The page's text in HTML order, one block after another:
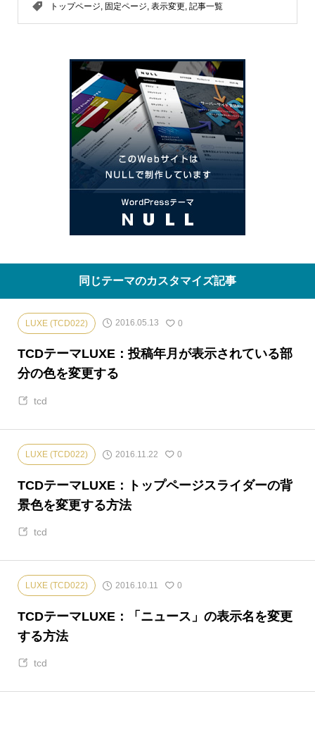
トップページ, 固定ページ, 表示変更, 記事一覧
同じテーマのカスタマイズ記事
LUXE (TCD022) 2016.05.13 0
TCDテーマLUXE：投稿年月が表示されている部
分の色を変更する
tcd
LUXE (TCD022) 2016.11.22 0
TCDテーマLUXE：トップページスライダーの背
景色を変更する方法
tcd
LUXE (TCD022) 2016.10.11 0
TCDテーマLUXE：「ニュース」の表示名を変更
する方法
tcd